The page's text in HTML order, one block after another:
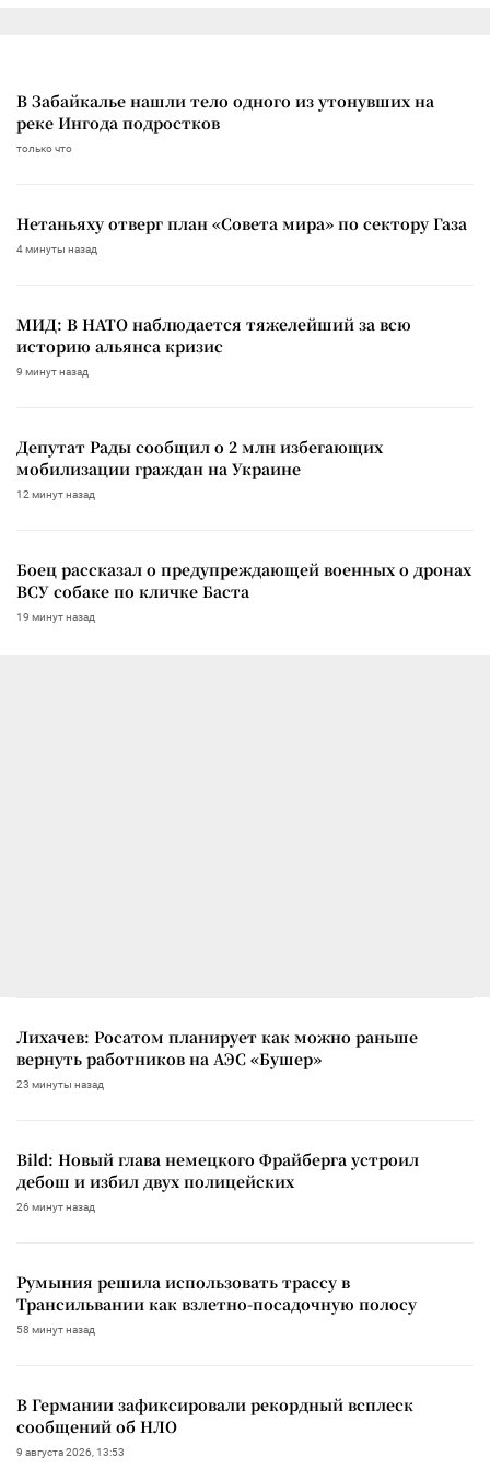
В Забайкалье нашли тело одного из утонувших на
реке Ингода подростков
только что
Нетаньяху отверг план «Совета мира» по сектору Газа
4 минуты назад
МИД: В НАТО наблюдается тяжелейший за всю
историю альянса кризис
9 минут назад
Депутат Рады сообщил о 2 млн избегающих
мобилизации граждан на Украине
12 минут назад
Боец рассказал о предупреждающей военных о дронах
ВСУ собаке по кличке Баста
19 минут назад
Лихачев: Росатом планирует как можно раньше
вернуть работников на АЭС «Бушер»
23 минуты назад
Bild: Новый глава немецкого Фрайберга устроил
дебош и избил двух полицейских
26 минут назад
Румыния решила использовать трассу в
Трансильвании как взлетно-посадочную полосу
58 минут назад
В Германии зафиксировали рекордный всплеск
сообщений об НЛО
9 августа 2026, 13:53